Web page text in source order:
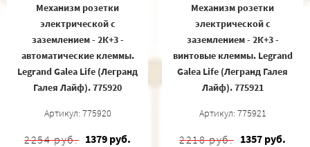
Механизм розетки
электрической с
заземлением - 2К+3 -
автоматические клеммы.
Legrand Galea Life (Легранд
Галея Лайф). 775920
Артикул: 775920
2254 руб. 1379 руб.
Механизм розетки
электрической с
заземлением - 2К+3 -
винтовые клеммы. Legrand
Galea Life (Легранд Галея
Лайф). 775921
Артикул: 775921
2218 руб. 1357 руб.